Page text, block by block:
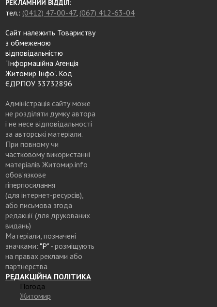
РЕКЛАМНИЙ ВІДДІЛ:
тел.: (0412) 47-00-47, (067) 412-63-04
Сайт належить Товариству
з обмеженою
відповідальністю
"Інформаційна Агенція
Житомир Інфо". Код
ЄДРПОУ 33732896
Адміністрація сайту може
не розділяти думку автора
і не несе відповідальності
за авторські матеріали.
При повному чи
частковому використанні
матеріалів Житомир.info
обов’язкове
гіперпосилання
(для інтернет-ресурсів),
або письмова згода
редакції (для друкованих
видань)
Матеріали, позначені
значками: "Р"- розміщують
на правах реклами або
партнерства
РЕДАКЦІЙНА ПОЛІТИКА
Погода
Житомир